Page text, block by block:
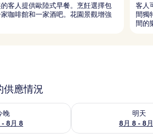
客人提供歐陸式早餐。烹飪選擇包
咖啡館和一家酒吧。花園景觀增強
客人
間獨
間的
供應情況
晚
- 8月 8
8) 的供應情況
明天
8月 8 - 8
查看明天 (8月 8 - 8月